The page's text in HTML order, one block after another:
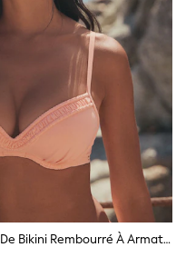
Rose Corail - Haut De Bikini Rembourré À Armatures Froncées